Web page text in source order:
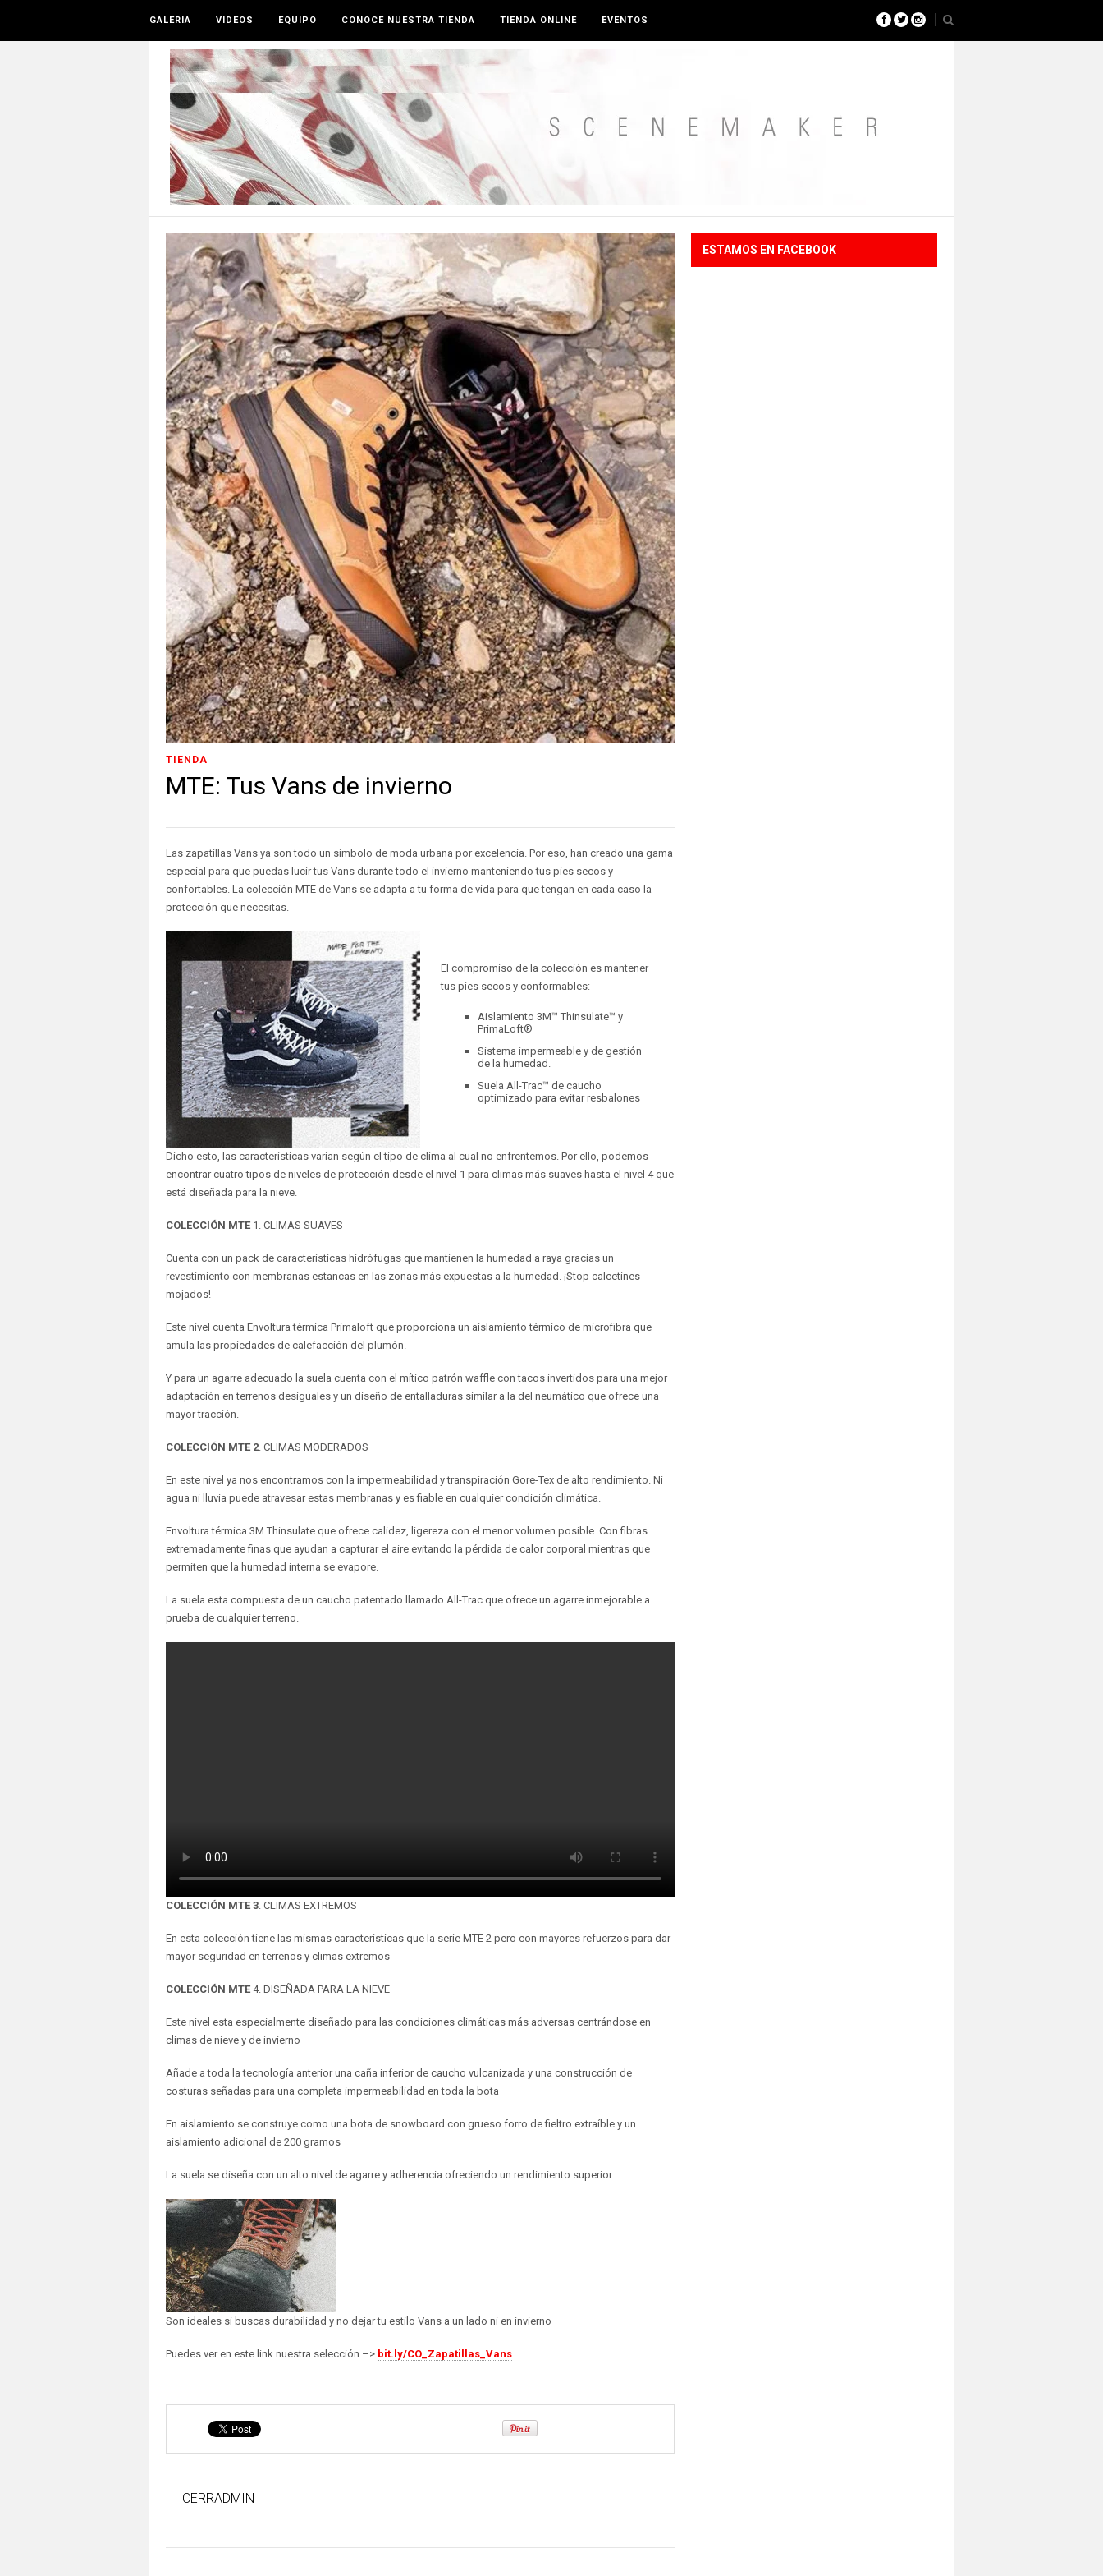
GALERIA VIDEOS EQUIPO CONOCE NUESTRA TIENDA TIENDA ONLINE EVENTOS
TIENDA
MTE: Tus Vans de invierno
Las zapatillas Vans ya son todo un símbolo de moda urbana por excelencia. Por eso, han creado una gama
especial para que puedas lucir tus Vans durante todo el invierno manteniendo tus pies secos y
confortables. La colección MTE de Vans se adapta a tu forma de vida para que tengan en cada caso la
protección que necesitas.
El compromiso de la colección es mantener
tus pies secos y conformables:
Aislamiento 3M™ Thinsulate™ y
PrimaLoft®
Sistema impermeable y de gestión
de la humedad.
Suela All-Trac™ de caucho
optimizado para evitar resbalones
Dicho esto, las características varían según el tipo de clima al cual no enfrentemos. Por ello, podemos
encontrar cuatro tipos de niveles de protección desde el nivel 1 para climas más suaves hasta el nivel 4 que
está diseñada para la nieve.
COLECCIÓN MTE 1. CLIMAS SUAVES
Cuenta con un pack de características hidrófugas que mantienen la humedad a raya gracias un
revestimiento con membranas estancas en las zonas más expuestas a la humedad. ¡Stop calcetines
mojados!
Este nivel cuenta Envoltura térmica Primaloft que proporciona un aislamiento térmico de microfibra que
amula las propiedades de calefacción del plumón.
Y para un agarre adecuado la suela cuenta con el mítico patrón waffle con tacos invertidos para una mejor
adaptación en terrenos desiguales y un diseño de entalladuras similar a la del neumático que ofrece una
mayor tracción.
COLECCIÓN MTE 2. CLIMAS MODERADOS
En este nivel ya nos encontramos con la impermeabilidad y transpiración Gore-Tex de alto rendimiento. Ni
agua ni lluvia puede atravesar estas membranas y es fiable en cualquier condición climática.
Envoltura térmica 3M Thinsulate que ofrece calidez, ligereza con el menor volumen posible. Con fibras
extremadamente finas que ayudan a capturar el aire evitando la pérdida de calor corporal mientras que
permiten que la humedad interna se evapore.
La suela esta compuesta de un caucho patentado llamado All-Trac que ofrece un agarre inmejorable a
prueba de cualquier terreno.
COLECCIÓN MTE 3. CLIMAS EXTREMOS
En esta colección tiene las mismas características que la serie MTE 2 pero con mayores refuerzos para dar
mayor seguridad en terrenos y climas extremos
COLECCIÓN MTE 4. DISEÑADA PARA LA NIEVE
Este nivel esta especialmente diseñado para las condiciones climáticas más adversas centrándose en
climas de nieve y de invierno
Añade a toda la tecnología anterior una caña inferior de caucho vulcanizada y una construcción de
costuras señadas para una completa impermeabilidad en toda la bota
En aislamiento se construye como una bota de snowboard con grueso forro de fieltro extraíble y un
aislamiento adicional de 200 gramos
La suela se diseña con un alto nivel de agarre y adherencia ofreciendo un rendimiento superior.
Son ideales si buscas durabilidad y no dejar tu estilo Vans a un lado ni en invierno
Puedes ver en este link nuestra selección –> bit.ly/CO_Zapatillas_Vans
CERRADMIN
ESTAMOS EN FACEBOOK